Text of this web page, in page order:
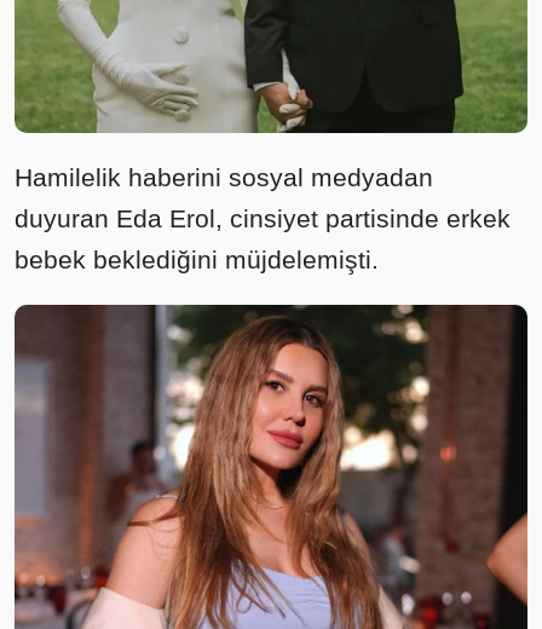
Hamilelik haberini sosyal medyadan
duyuran Eda Erol, cinsiyet partisinde erkek
bebek beklediğini müjdelemişti.